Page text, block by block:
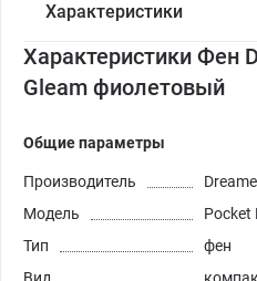
Характеристики
Характеристики Фен
Gleam фиолетовый
Общие параметры
Производитель
Dreame
Модель
Pocket
Тип
фен